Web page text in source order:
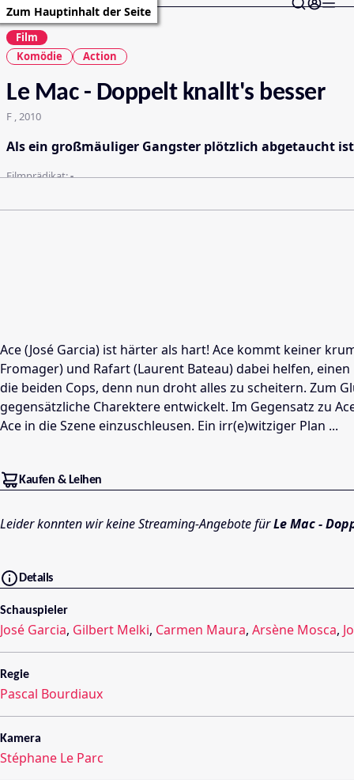
Zum Hauptinhalt der Seite
Film
Komödie
Action
Le Mac - Doppelt knallt's besser
F , 2010
Als ein großmäuliger Gangster plötzlich abgetaucht
Filmprädikat:-
Ace (José Garcia) ist härter als hart! Ace kommt keiner
Fromager) und Rafart (Laurent Bateau) dabei helfen,
die beiden Cops, denn nun droht alles zu scheitern. Zum
gegensätzliche Charektere entwickelt. Im Gegensatz zu
Ace in die Szene einzuschleusen. Ein irr(e)witziger Plan ...
Kaufen & Leihen
Leider konnten wir keine Streaming-Angebote fürLe Mac -
Details
Schauspieler
José Garcia, Gilbert Melki, Carmen Maura, Arsène Mosca,
Regie
Pascal Bourdiaux
Kamera
Stéphane Le Parc